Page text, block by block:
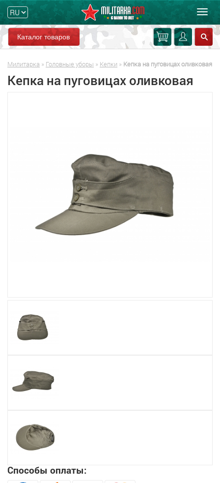
Каталог товаров
Милитарка » Головные уборы » Кепки » Кепка на пуговицах оливковая
Кепка на пуговицах оливковая
Способы оплаты: